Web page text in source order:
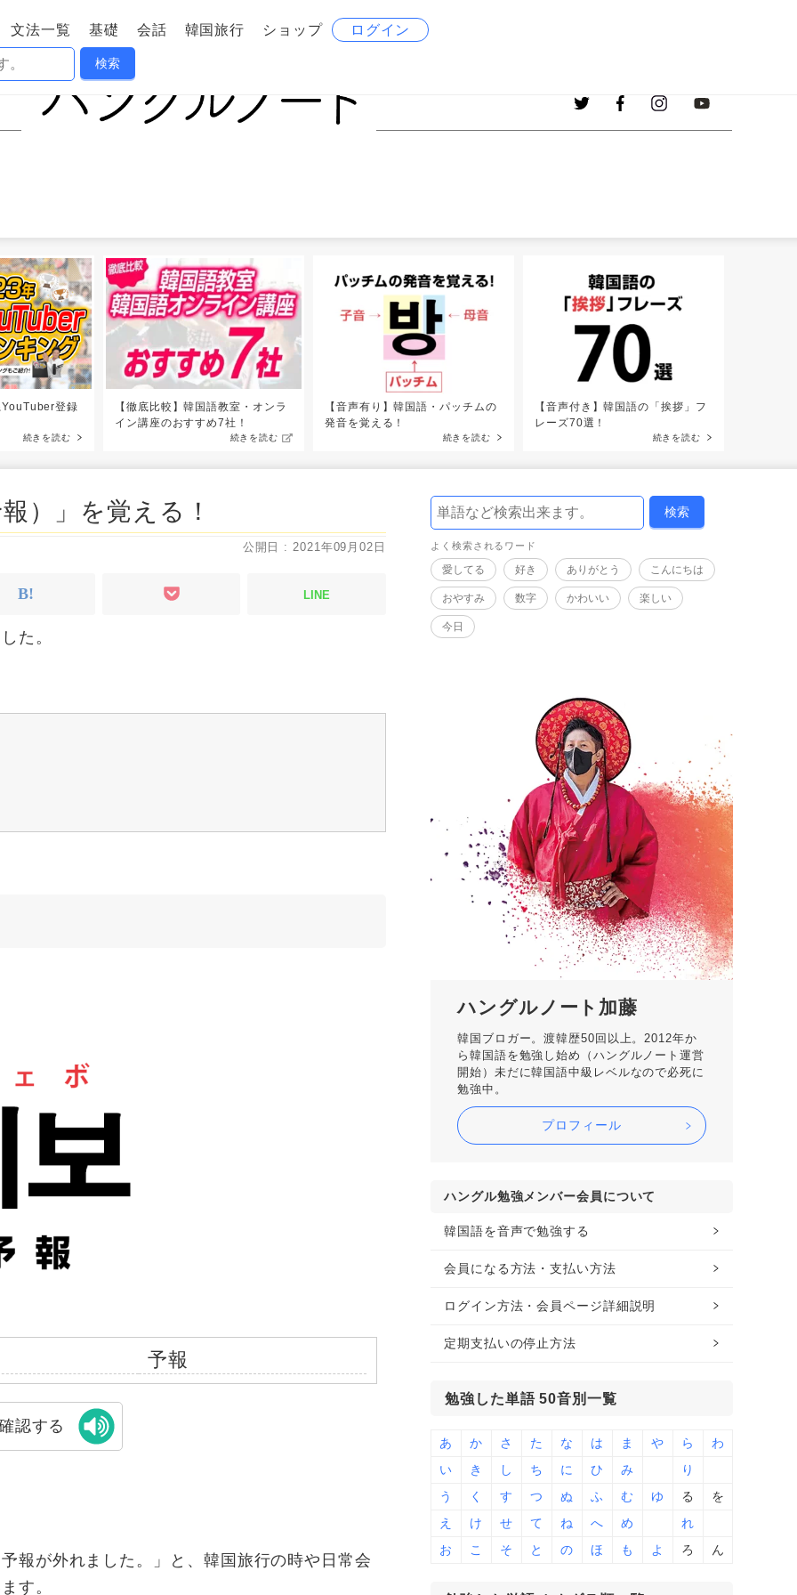
文法一覧 基礎 会話 韓国旅行 ショップ ログイン
登録
続きを読む
【徹底比較】韓国語教室・オンラ
イン講座のおすすめ7社！
続きを読む
【音声有り】韓国語・パッチムの
発音を覚える！
続きを読む
【音声付き】韓国語の「挨拶」フ
レーズ70選！
続きを読む
）」を覚える！
公開日 : 2021年09月02日
LINE
た。
予報
認する
報が外れました。」と、韓国旅行の時や日常会
す。
よく検索されるワード
愛してる 好き ありがとう こんにちは
おやすみ 数字 かわいい 楽しい
今日
ハングルノート加藤
韓国ブロガー。渡韓歴50回以上。2012年か
ら韓国語を勉強し始め（ハングルノート運営
開始）未だに韓国語中級レベルなので必死に
勉強中。
プロフィール
ハングル勉強メンバー会員について
韓国語を音声で勉強する
会員になる方法・支払い方法
ログイン方法・会員ページ詳細説明
定期支払いの停止方法
勉強した単語 50音別一覧
あ か さ た な は ま や ら
わ
い
き し ち に ひ み
り
う
く す つ ぬ ふ む ゆ る
を
え
け せ て ね へ め
れ
お
こ そ と の ほ も よ ろ ん